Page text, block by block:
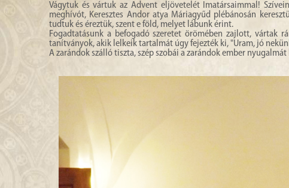
Vágytuk és vártuk az Advent eljövetelét Imatársaimmal!
meghívót, Keresztes Andor atya Máriagyűd plébánosán
tudtuk és éreztük, szent e föld, melyet lábunk érint.
Fogadtatásunk a befogadó szeretet örömében zajlott, vártak
tanítványok, akik lelkeik tartalmát úgy fejezték ki, "Uram, jó
A zarándok szálló tiszta, szép szobái a zarándok ember